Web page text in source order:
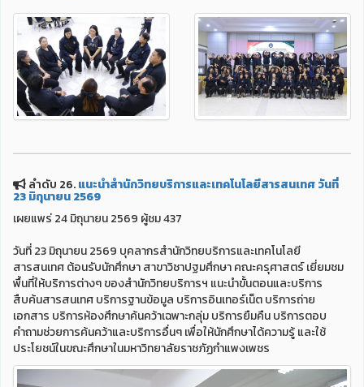
ลำดับ 26.แนะนำสำนักวิทยบริการและเทคโนโลยีสารสนเทศ วันที่
23 มิถุนายน 2569
เผยแพร่ 24 มิถุนายน 2569 ผู้ชม 437
วันที่ 23 มิถุนายน 2569 บุคลากรสำนักวิทยบริการและเทคโนโลยี
สารสนเทศ ต้อนรับนักศึกษา สาขาวิชาปฐมศึกษา คณะครุศาสตร์ เยี่ยมชม
พื้นที่ให้บริการต่างๆ ของสำนักวิทยบริการฯ แนะนำขั้นตอนและบริการ
สืบค้นสารสนเทศ บริการฐานข้อมูล บริการอินเทอร์เน็ต บริการถ่าย
เอกสาร บริการห้องศึกษาค้นคว้าเฉพาะกลุ่ม บริการยืมคืน บริการตอบ
คำถามช่วยการค้นคว้าและบริการอื่นๆ เพื่อให้นักศึกษาได้ความรู้ และใช้
ประโยชน์ในขณะศึกษาในมหาวิทยาลัยราชภัฏกำแพงเพชร